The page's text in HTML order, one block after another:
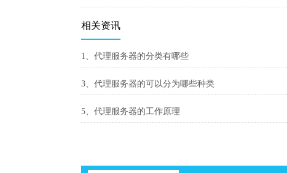
相关资讯
1、代理服务器的分类有哪些
3、代理服务器的可以分为哪些种类
5、代理服务器的工作原理